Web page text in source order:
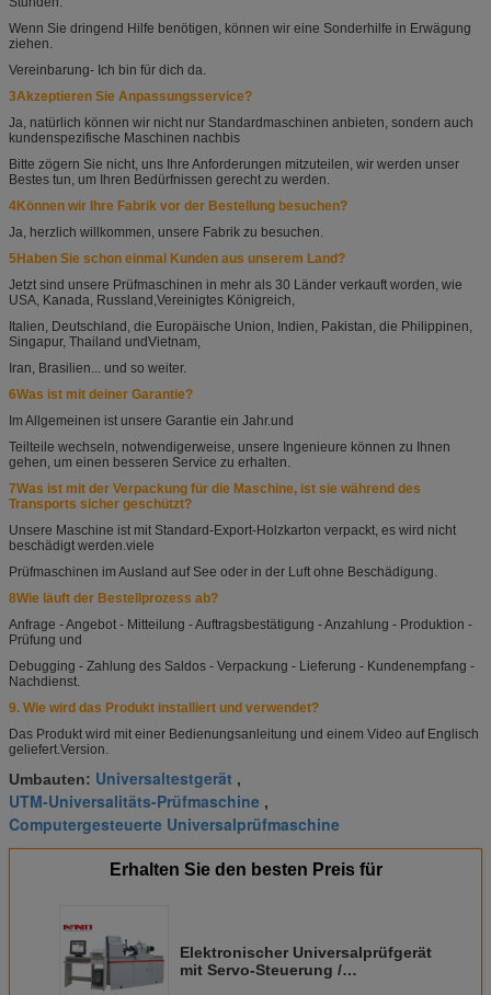
Wenn Sie dringend Hilfe benötigen, können wir eine Sonderhilfe in Erwägung
ziehen.
Vereinbarung- Ich bin für dich da.
3Akzeptieren Sie Anpassungsservice?
Ja, natürlich können wir nicht nur Standardmaschinen anbieten, sondern auch
kundenspezifische Maschinen nach bis
Bitte zögern Sie nicht, uns Ihre Anforderungen mitzuteilen, wir werden unser
Bestes tun, um Ihren Bedürfnissen gerecht zu werden.
4Können wir Ihre Fabrik vor der Bestellung besuchen?
Ja, herzlich willkommen, unsere Fabrik zu besuchen.
5Haben Sie schon einmal Kunden aus unserem Land?
Jetzt sind unsere Prüfmaschinen in mehr als 30 Länder verkauft worden, wie
USA, Kanada, Russland,Vereinigtes Königreich,
Italien, Deutschland, die Europäische Union, Indien, Pakistan, die Philippinen,
Singapur, Thailand undVietnam,
Iran, Brasilien... und so weiter.
6Was ist mit deiner Garantie?
Im Allgemeinen ist unsere Garantie ein Jahr.und
Teilteile wechseln, notwendigerweise, unsere Ingenieure können zu Ihnen
gehen, um einen besseren Service zu erhalten.
7Was ist mit der Verpackung für die Maschine, ist sie während des
Transports sicher geschützt?
Unsere Maschine ist mit Standard-Export-Holzkarton verpackt, es wird nicht
beschädigt werden.viele
Prüfmaschinen im Ausland auf See oder in der Luft ohne Beschädigung.
8Wie läuft der Bestellprozess ab?
Anfrage - Angebot - Mitteilung - Auftragsbestätigung - Anzahlung - Produktion -
Prüfung und
Debugging - Zahlung des Saldos - Verpackung - Lieferung - Kundenempfang -
Nachdienst.
9. Wie wird das Produkt installiert und verwendet?
Das Produkt wird mit einer Bedienungsanleitung und einem Video auf Englisch
geliefert.Version.
Umbauten: Universaltestgerät ,
UTM-Universalitäts-Prüfmaschine ,
Computergesteuerte Universalprüfmaschine
Erhalten Sie den besten Preis für
Elektronischer Universalprüfgerät
mit Servo-Steuerung /